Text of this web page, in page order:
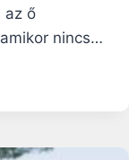
az ő
nincs…